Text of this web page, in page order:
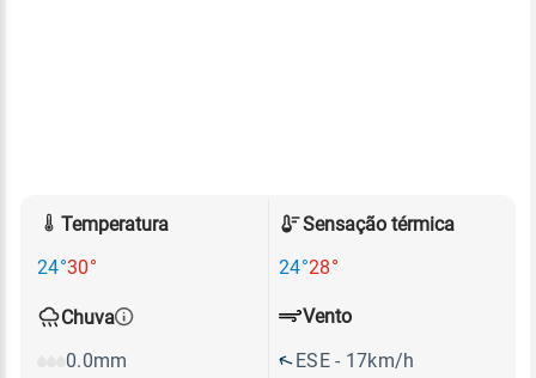
Temperatura
24°30°
Sensação térmica
24°28°
Chuva
0.0mm
Vento
ESE - 17km/h